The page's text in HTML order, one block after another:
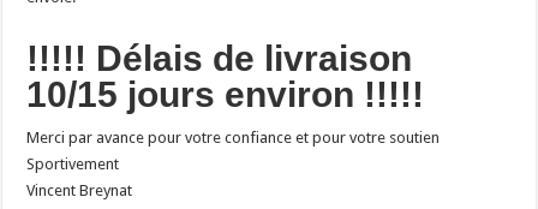
!!!!! Délais de livraison
10/15 jours environ !!!!!
Merci par avance pour votre confiance et pour votre soutien
Sportivement
Vincent Breynat